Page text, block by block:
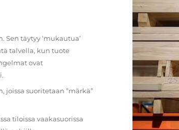
täytyy ‘mukautua’
talvella, kun tuote
ovat
suoritetaan ”märkä”
tiloissa vaakasuorissa